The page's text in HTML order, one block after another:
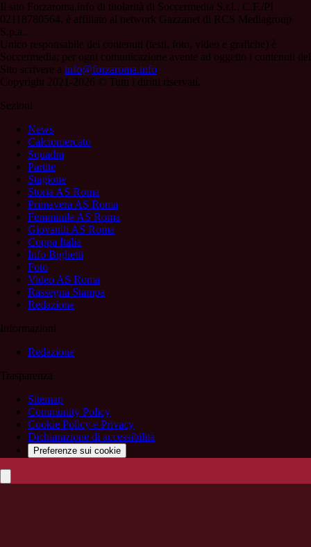
Il sito Forzaroma.info di titolarità di Soccermedia S.r.l., C.F./PI
02118780564, è affiliato al network Gazzanet di RCS Mediagroup
S.p.a..
Unico responsabile dei contenuti (testi, foto, video e grafiche) è
Soccermedia; per ogni comunicazione avente ad oggetto i contenuti del
Sito scrivere a info@forzaroma.info
Copyright 2021-2026 © Tutti i diritti riservati.
Sezioni
News
Calciomercato
Squadra
Partite
Stagione
Storia AS Roma
Primavera AS Roma
Femminile AS Roma
Giovanili AS Roma
Coppa Italia
Info Biglietti
Foto
Video AS Roma
Rassegna Stampa
Redazione
Informazioni
Redazione
Trasparenza
Sitemap
Community Policy
Cookie Policy e Privacy
Dichiarazione di accessibilità
Preferenze sui cookie